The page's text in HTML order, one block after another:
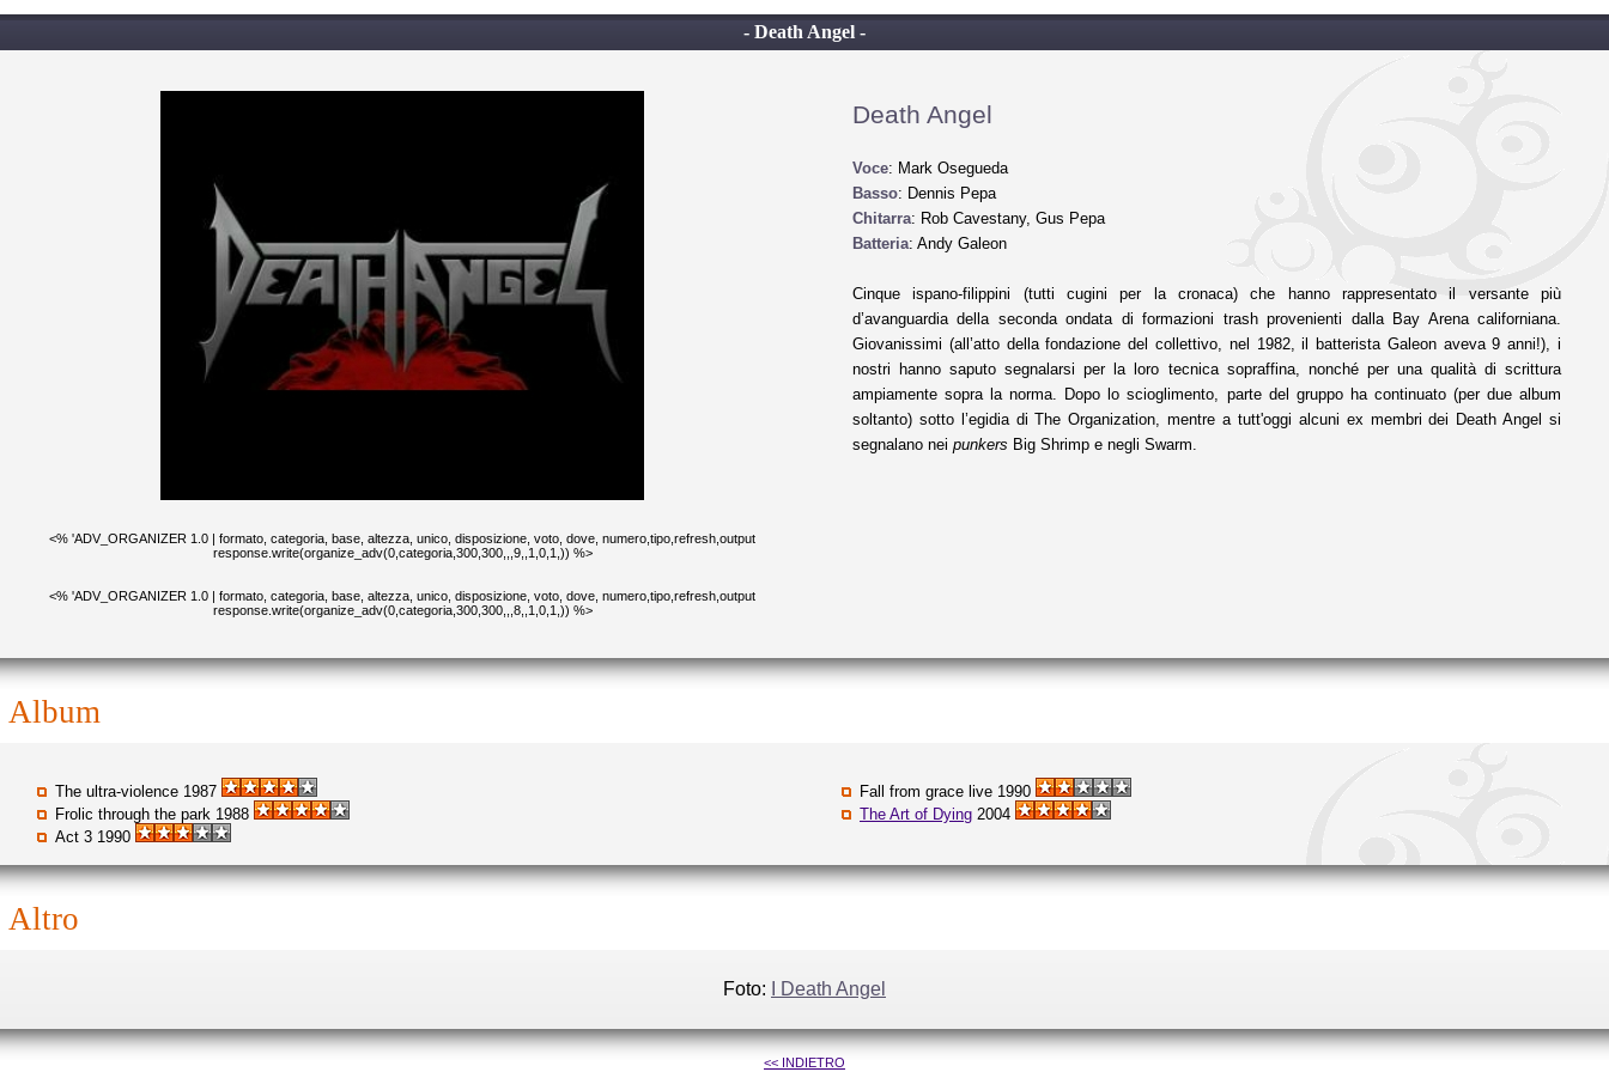
- Death Angel -
<% 'ADV_ORGANIZER 1.0 | formato, categoria, base, altezza, unico, disposizione, voto, dove, numero,tipo,refresh,output
response.write(organize_adv(0,categoria,300,300,,,9,,1,0,1,)) %>
<% 'ADV_ORGANIZER 1.0 | formato, categoria, base, altezza, unico, disposizione, voto, dove, numero,tipo,refresh,output
response.write(organize_adv(0,categoria,300,300,,,8,,1,0,1,)) %>
Death Angel
Voce: Mark Osegueda
Basso: Dennis Pepa
Chitarra: Rob Cavestany, Gus Pepa
Batteria: Andy Galeon
Cinque ispano-filippini (tutti cugini per la cronaca) che hanno rappresentato il versante più
d’avanguardia della seconda ondata di formazioni trash provenienti dalla Bay Arena californiana.
Giovanissimi (all’atto della fondazione del collettivo, nel 1982, il batterista Galeon aveva 9 anni!), i
nostri hanno saputo segnalarsi per la loro tecnica sopraffina, nonché per una qualità di scrittura
ampiamente sopra la norma. Dopo lo scioglimento, parte del gruppo ha continuato (per due album
soltanto) sotto l’egidia di The Organization, mentre a tutt'oggi alcuni ex membri dei Death Angel si
segnalano nei punkers Big Shrimp e negli Swarm.
album
The ultra-violence 1987
Frolic through the park 1988
Act 3 1990
Fall from grace live 1990
The Art of Dying 2004
altro
Foto: I Death Angel
<< INDIETRO